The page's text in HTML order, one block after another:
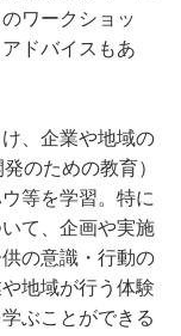
ワークショッ
ドバイスもあ
、企業や地域の
のための教育）
等を学習。特に
て、企画や実施
の意識・行動の
地域が行う体験
ぶことができる